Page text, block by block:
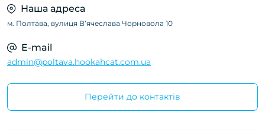
Наша адреса
м. Полтава, вулиця Вʼячеслава Чорновола 10
E-mail
admin@poltava.hookahcat.com.ua
Перейти до контактів